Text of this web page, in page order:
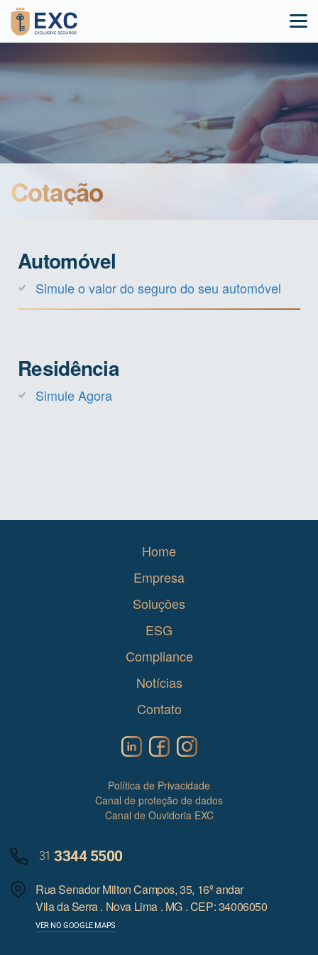
Cotação
Automóvel
Simule o valor do seguro do seu automóvel
Residência
Simule Agora
Home
Empresa
Soluções
ESG
Compliance
Notícias
Contato
Política de Privacidade
Canal de proteção de dados
Canal de Ouvidoria EXC
31 3344 5500
Rua Senador Milton Campos, 35, 16º andar
Vila da Serra . Nova Lima . MG . CEP: 34006050
VER NO GOOGLE MAPS